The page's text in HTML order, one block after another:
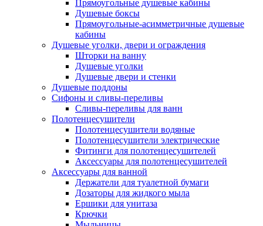
Прямоугольные душевые кабины
Душевые боксы
Прямоугольные-асимметричные душевые
кабины
Душевые уголки, двери и ограждения
Шторки на ванну
Душевые уголки
Душевые двери и стенки
Душевые поддоны
Сифоны и сливы-переливы
Сливы-переливы для ванн
Полотенцесушители
Полотенцесушители водяные
Полотенцесушители электрические
Фитинги для полотенцесушителей
Аксессуары для полотенцесушителей
Аксессуары для ванной
Держатели для туалетной бумаги
Дозаторы для жидкого мыла
Ершики для унитаза
Крючки